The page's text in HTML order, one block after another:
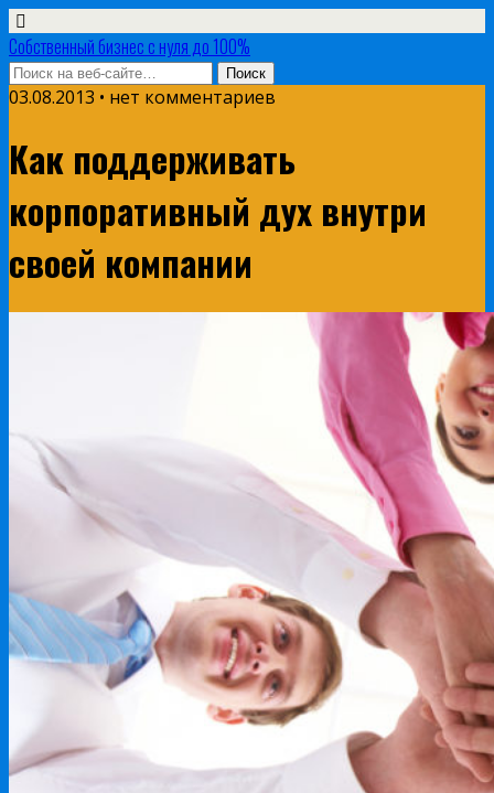
Собственный бизнес с нуля до 100%
03.08.2013 • нет комментариев
Как поддерживать
корпоративный дух внутри
своей компании